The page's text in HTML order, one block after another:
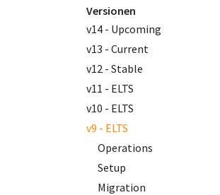
Versionen
v14 - Upcoming
v13 - Current
v12 - Stable
v11 - ELTS
v10 - ELTS
v9 - ELTS
Operations
Setup
Migration